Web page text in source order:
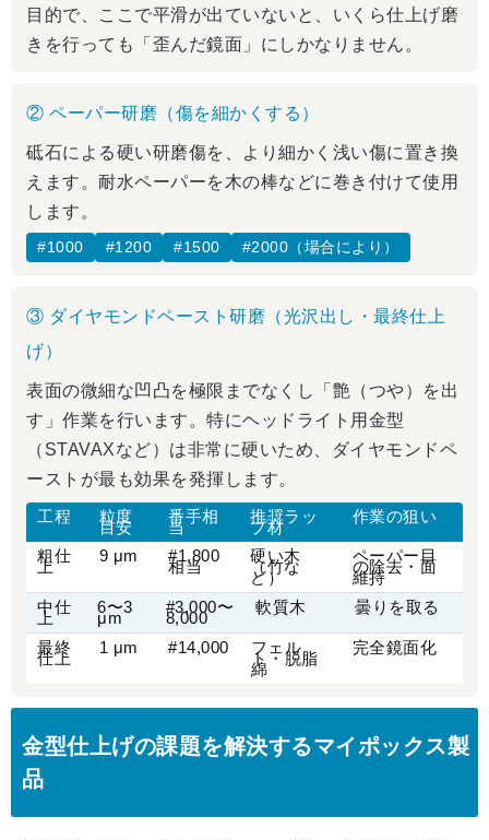
目的で、ここで平滑が出ていないと、いくら仕上げ磨
きを行っても「歪んだ鏡面」にしかなりません。
② ペーパー研磨（傷を細かくする）
砥石による硬い研磨傷を、より細かく浅い傷に置き換
えます。耐水ペーパーを木の棒などに巻き付けて使用
します。
#1000 #1200 #1500 #2000（場合により）
③ ダイヤモンドペースト研磨（光沢出し・最終仕上
げ）
表面の微細な凹凸を極限までなくし「艶（つや）を出
す」作業を行います。特にヘッドライト用金型
（STAVAXなど）は非常に硬いため、ダイヤモンドペ
ーストが最も効果を発揮します。
工程
粒度
目安
番手相
当
推奨ラッ
プ材
作業の狙い
粗仕
上
9 μm #1,800
相当
硬い木
（竹な
ど）
ペーパー目
の除去・面
維持
中仕
上
6〜3
μm
#3,000〜
8,000
軟質木 曇りを取る
最終
仕上
1 μm #14,000 フェル
ト・脱脂
綿
完全鏡面化
金型仕上げの課題を解決するマイポックス製
品